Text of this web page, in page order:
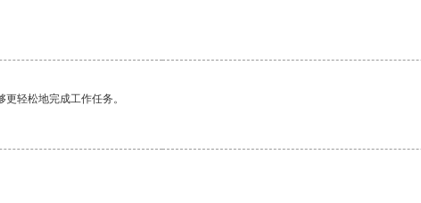
轻松地完成工作任务。